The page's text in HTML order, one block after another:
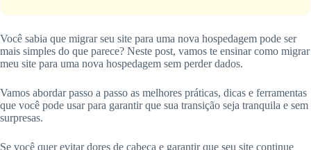
Você sabia que migrar seu site para uma nova hospedagem pode ser
mais simples do que parece? Neste post, vamos te ensinar como migrar
meu site para uma nova hospedagem sem perder dados.
Vamos abordar passo a passo as melhores práticas, dicas e ferramentas
que você pode usar para garantir que sua transição seja tranquila e sem
surpresas.
Se você quer evitar dores de cabeça e garantir que seu site continue